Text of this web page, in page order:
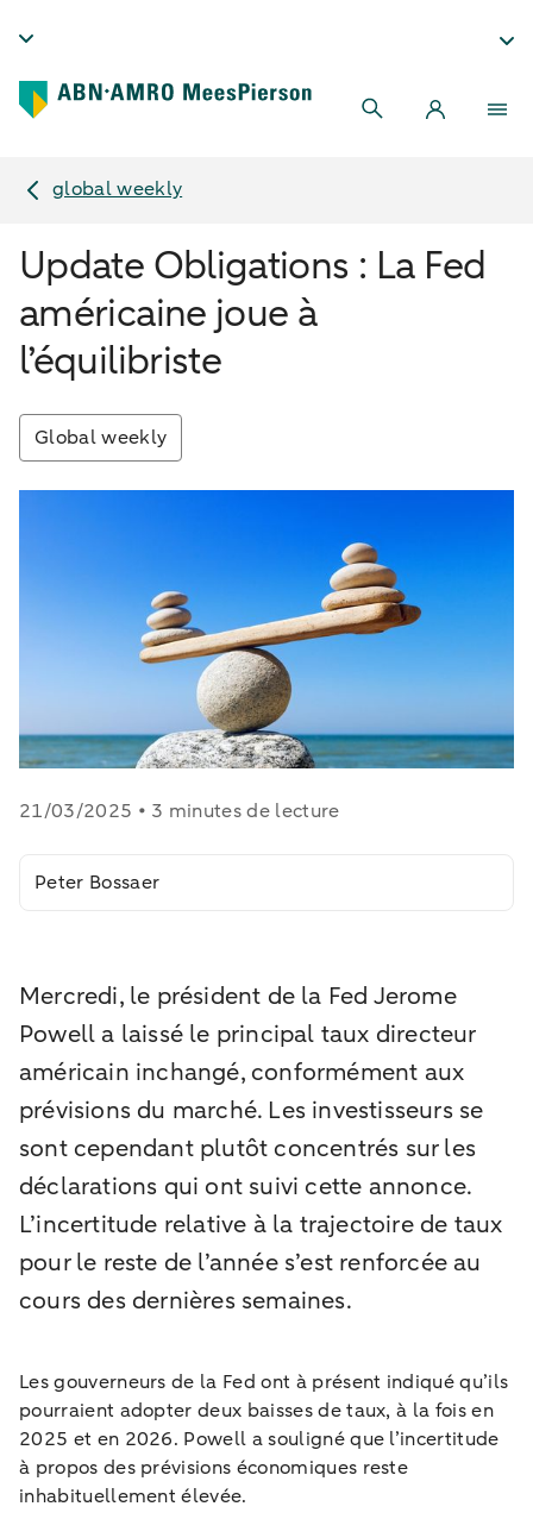
global weekly
Update Obligations : La Fed
américaine joue à
l’équilibriste
Global weekly
21/03/2025 • 3 minutes de lecture
Peter Bossaer
Mercredi, le président de la Fed Jerome
Powell a laissé le principal taux directeur
américain inchangé, conformément aux
prévisions du marché. Les investisseurs se
sont cependant plutôt concentrés sur les
déclarations qui ont suivi cette annonce.
L’incertitude relative à la trajectoire de taux
pour le reste de l’année s’est renforcée au
cours des dernières semaines.
Les gouverneurs de la Fed ont à présent indiqué qu’ils
pourraient adopter deux baisses de taux, à la fois en
2025 et en 2026. Powell a souligné que l’incertitude
à propos des prévisions économiques reste
inhabituellement élevée.